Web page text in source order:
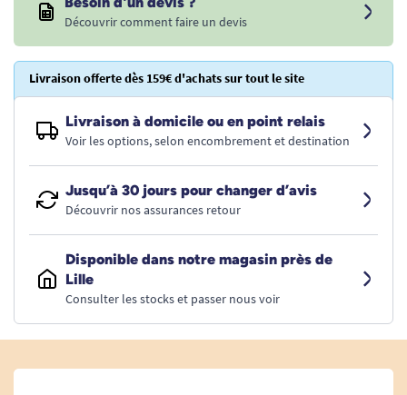
Découvrir comment faire un devis
Livraison offerte dès 159€ d'achats sur tout le site
Livraison à domicile ou en point relais
Voir les options, selon encombrement et destination
Jusqu’à 30 jours pour changer d’avis
Découvrir nos assurances retour
Disponible dans notre magasin près de
Lille
Consulter les stocks et passer nous voir